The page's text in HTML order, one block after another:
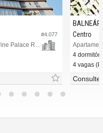
#4.077
Apartamento no Edifício Marine Palace Residence
Centro
4
4 vagas